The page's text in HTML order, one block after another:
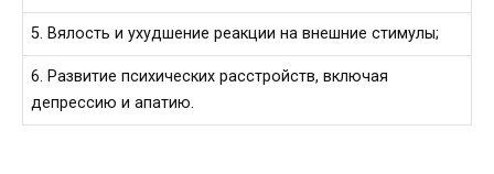
5. Вялость и ухудшение реакции на внешние стимулы;
6. Развитие психических расстройств, включая
депрессию и апатию.